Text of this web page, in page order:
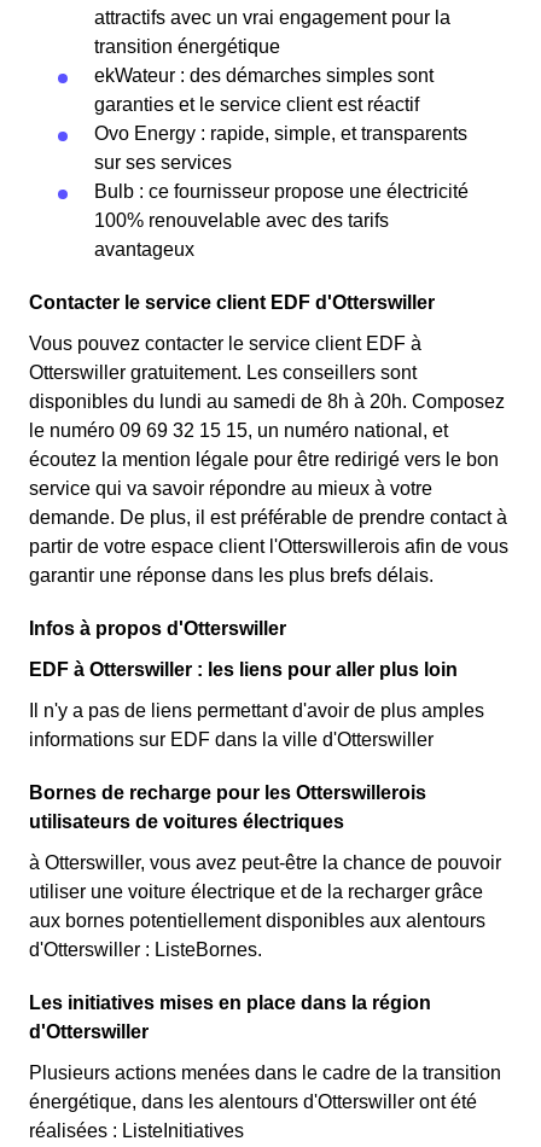
attractifs avec un vrai engagement pour la
transition énergétique
ekWateur : des démarches simples sont
garanties et le service client est réactif
Ovo Energy : rapide, simple, et transparents
sur ses services
Bulb : ce fournisseur propose une électricité
100% renouvelable avec des tarifs
avantageux
Contacter le service client EDF d'Otterswiller
Vous pouvez contacter le service client EDF à
Otterswiller gratuitement. Les conseillers sont
disponibles du lundi au samedi de 8h à 20h. Composez
le numéro 09 69 32 15 15, un numéro national, et
écoutez la mention légale pour être redirigé vers le bon
service qui va savoir répondre au mieux à votre
demande. De plus, il est préférable de prendre contact à
partir de votre espace client l'Otterswillerois afin de vous
garantir une réponse dans les plus brefs délais.
Infos à propos d'Otterswiller
EDF à Otterswiller : les liens pour aller plus loin
Il n'y a pas de liens permettant d'avoir de plus amples
informations sur EDF dans la ville d'Otterswiller
Bornes de recharge pour les Otterswillerois
utilisateurs de voitures électriques
à Otterswiller, vous avez peut-être la chance de pouvoir
utiliser une voiture électrique et de la recharger grâce
aux bornes potentiellement disponibles aux alentours
d'Otterswiller : ListeBornes.
Les initiatives mises en place dans la région
d'Otterswiller
Plusieurs actions menées dans le cadre de la transition
énergétique, dans les alentours d'Otterswiller ont été
réalisées : ListeInitiatives